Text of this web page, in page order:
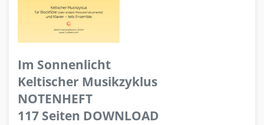
Im Sonnenlicht
Keltischer Musikzyklus
NOTENHEFT
117 Seiten DOWNLOAD